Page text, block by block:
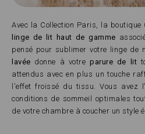
Avec la Collection Paris, la boutique
linge de lit haut de gamme
pensé pour sublimer votre linge de
lavée donne à votre parure de lit
attendus avec en plus un touche
l'effet froissé du tissu. Vous avez
conditions de sommeil optimales
de votre chambre à coucher un style